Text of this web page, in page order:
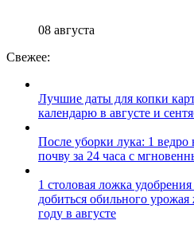
08 августа
Свежее:
Лучшие даты для копки
календарю в августе и
После уборки лука: 1 ведро
почву за 24 часа с
1 столовая ложка
добиться обильного
году в августе